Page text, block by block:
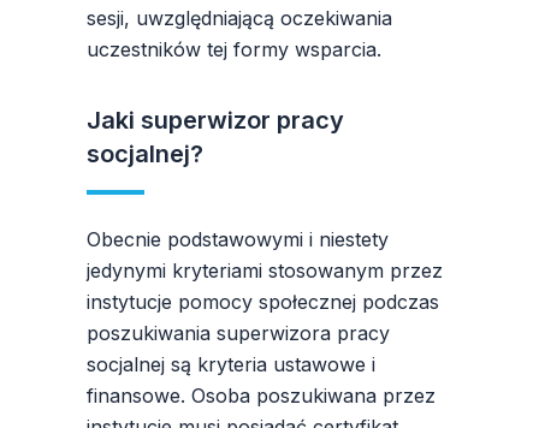
sesji, uwzględniającą oczekiwania
uczestników tej formy wsparcia.
Jaki superwizor pracy
socjalnej?
Obecnie podstawowymi i niestety
jedynymi kryteriami stosowanym przez
instytucje pomocy społecznej podczas
poszukiwania superwizora pracy
socjalnej są kryteria ustawowe i
finansowe. Osoba poszukiwana przez